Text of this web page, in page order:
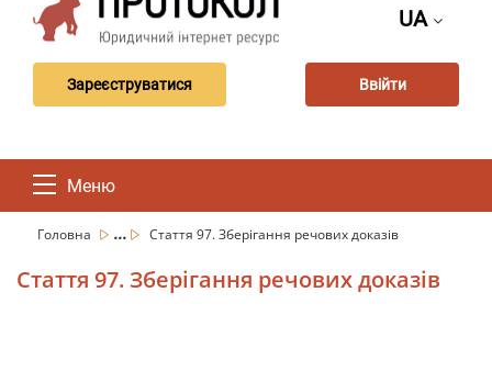
UA
Зареєструватися Ввійти
Меню
Головна ... Стаття 97. Зберігання речових доказів
Стаття 97. Зберігання речових доказів